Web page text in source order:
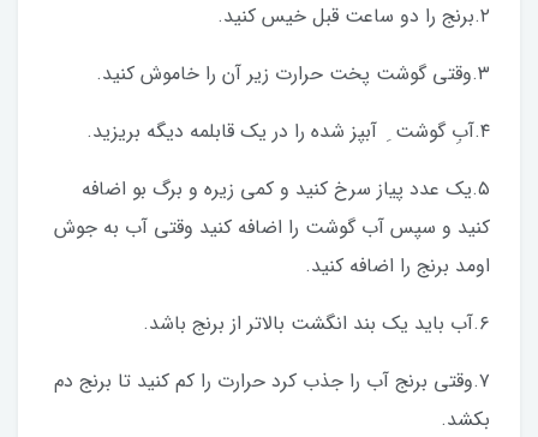
٢.برنج را دو ساعت قبل خیس کنید.
٣.وقتی گوشت پخت حرارت زیر آن را خاموش کنید.
٤.آبِ گوشت ِ آبپز شده را در یک قابلمه دیگه بریزید.
٥.يك عدد پياز سرخ كنيد و كمي زيره و برگ بو اضافه
كنيد و سپس آب گوشت را اضافه كنيد وقتي آب به جوش
اومد برنج را اضافه کنید.
٦.آب باید یک بند انگشت بالاتر از برنج باشد.
٧.وقتی برنج آب را جذب کرد حرارت را کم کنید تا برنج دم
بکشد.